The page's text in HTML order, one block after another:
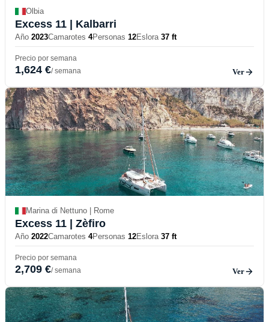
Olbia
Excess 11 | Kalbarri
Año 2023Camarotes 4Personas 12Eslora 37 ft
Precio por semana
1,624 €/ semana Ver
Marina di Nettuno | Rome
Excess 11 | Zèfiro
Año 2022Camarotes 4Personas 12Eslora 37 ft
Precio por semana
2,709 €/ semana Ver